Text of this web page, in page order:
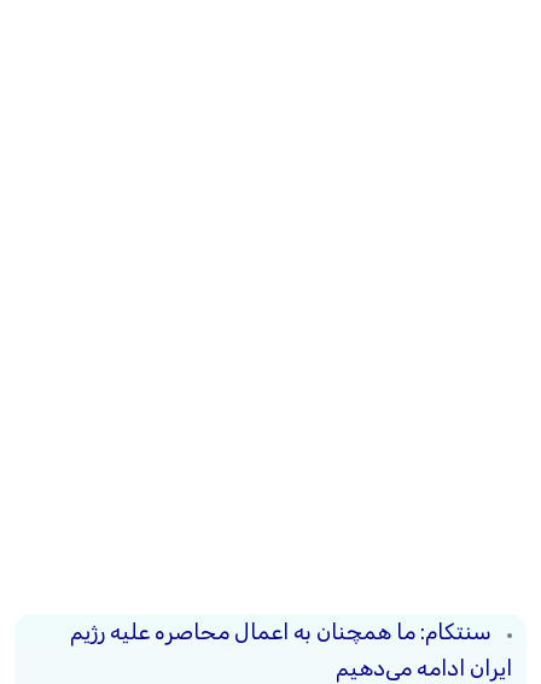
سنتکام: ما همچنان به اعمال محاصره علیه رژیم
ایران ادامه می‌دهیم